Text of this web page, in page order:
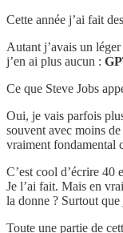
Cette année j’ai fait
Autant j’avais un
j’en ai plus aucun :
Ce que Steve Jobs
Oui, je vais parfois
souvent avec moins
vraiment fondamental
C’est cool d’écrire 40
Je l’ai fait. Mais en
la donne ? Surtout
Toute une partie de